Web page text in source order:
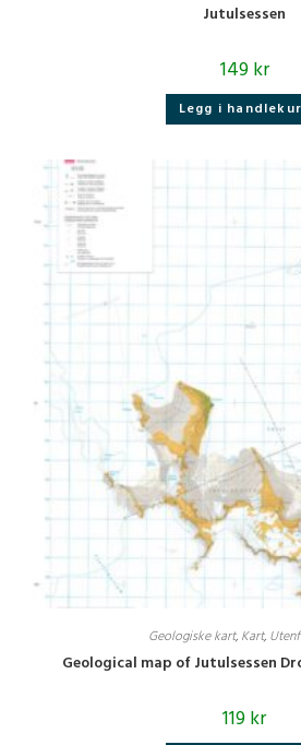
Jutulsessen
149kr
Legg i
Geologiske kart, Kart,
Geological map of Jutulsessen
119kr